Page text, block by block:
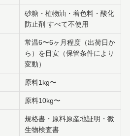
砂糖・植物油・着色料・酸化
防止剤 すべて不使用
常温6〜6ヶ月程度（出荷日か
ら）を目安（保管条件により
変動）
原料1kg〜
原料10kg〜
規格書・原料原産地証明・微
生物検査書